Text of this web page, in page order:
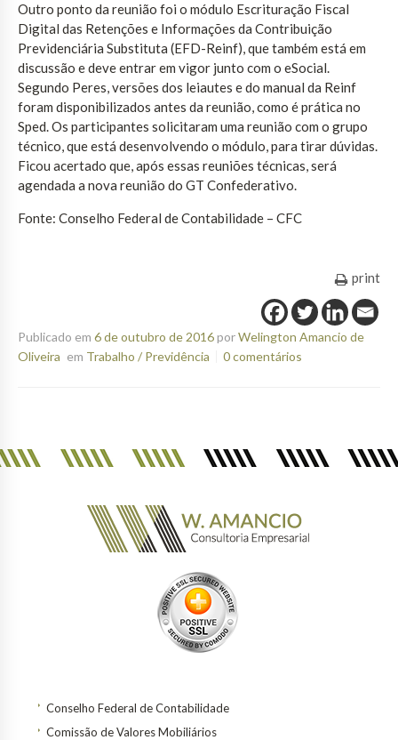
Outro ponto da reunião foi o módulo Escrituração Fiscal
Digital das Retenções e Informações da Contribuição
Previdenciária Substituta (EFD-Reinf), que também está em
discussão e deve entrar em vigor junto com o eSocial.
Segundo Peres, versões dos leiautes e do manual da Reinf
foram disponibilizados antes da reunião, como é prática no
Sped. Os participantes solicitaram uma reunião com o grupo
técnico, que está desenvolvendo o módulo, para tirar dúvidas.
Ficou acertado que, após essas reuniões técnicas, será
agendada a nova reunião do GT Confederativo.
Fonte: Conselho Federal de Contabilidade – CFC
print
Publicado em 6 de outubro de 2016porWelington Amancio de
Oliveira em Trabalho / Previdência 0 comentários
Conselho Federal de Contabilidade
Comissão de Valores Mobiliários